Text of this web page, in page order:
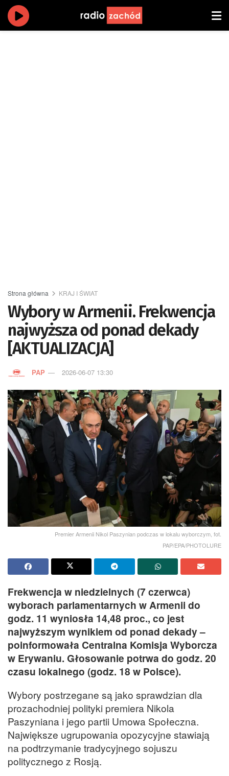
Strona główna KRAJ I ŚWIAT
Wybory w Armenii. Frekwencja
najwyższa od ponad dekady
[AKTUALIZACJA]
PAP 2026-06-07 13:30
Premier Armenii Nikol Paszynian podczas w lokalu wyborczym, fot.
PAP/EPA/PHOTOLURE
Frekwencja w niedzielnych (7 czerwca)
wyborach parlamentarnych w Armenii do
godz. 11 wyniosła 14,48 proc., co jest
najwyższym wynikiem od ponad dekady –
poinformowała Centralna Komisja Wyborcza
w Erywaniu. Głosowanie potrwa do godz. 20
czasu lokalnego (godz. 18 w Polsce).
Wybory postrzegane są jako sprawdzian dla
prozachodniej polityki premiera Nikola
Paszyniana i jego partii Umowa Społeczna.
Największe ugrupowania opozycyjne stawiają
na podtrzymanie tradycyjnego sojuszu
politycznego z Rosją.